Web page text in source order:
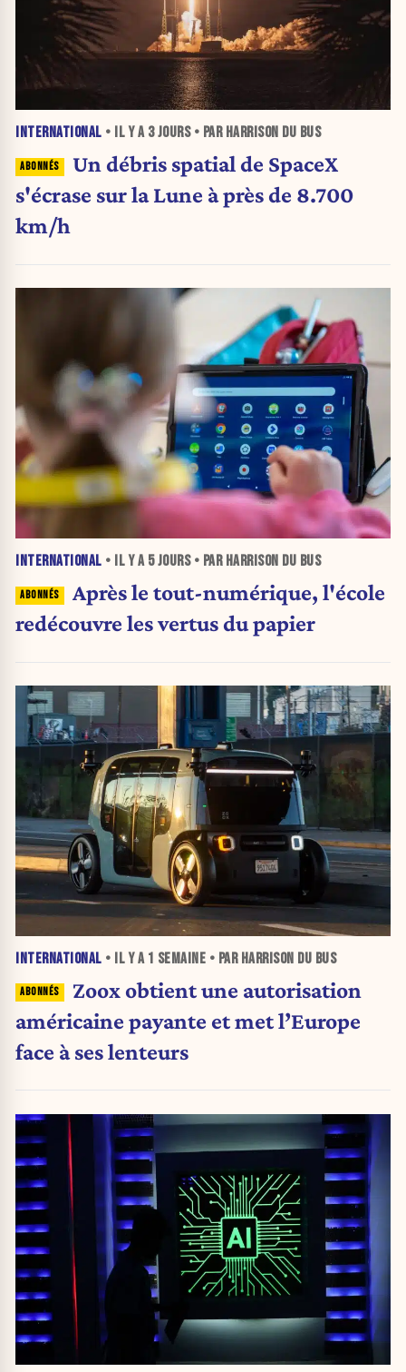
INTERNATIONAL • IL Y A 3 JOURS• PAR HARRISON DU BUS
Un débris spatial de SpaceX
s'écrase sur la Lune à près de 8.700
km/h
INTERNATIONAL • IL Y A 5 JOURS• PAR HARRISON DU BUS
Après le tout-numérique, l'école
redécouvre les vertus du papier
INTERNATIONAL • IL Y A 1 SEMAINE • PAR HARRISON DU BUS
Zoox obtient une autorisation
américaine payante et met l’Europe
face à ses lenteurs